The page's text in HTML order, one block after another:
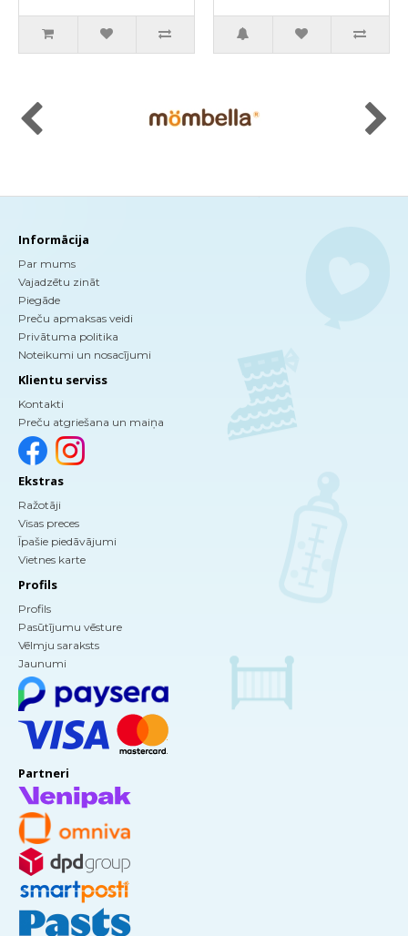
Informācija
Par mums
Vajadzētu zināt
Piegāde
Preču apmaksas veidi
Privātuma politika
Noteikumi un nosacījumi
Klientu serviss
Kontakti
Preču atgriešana un maiņa
Ekstras
Ražotāji
Visas preces
Īpašie piedāvājumi
Vietnes karte
Profils
Profils
Pasūtījumu vēsture
Vēlmju saraksts
Jaunumi
Partneri